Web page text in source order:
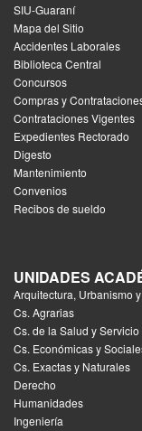
SIU-Guaraní
Mapa del Sitio
Accidentes Laborales
Biblioteca Central
Concursos
Compras y
Contrataciones Vigentes
Expedientes Rectorado
Digesto
Mantenimiento
Convenios
Recibos de sueldo
UNIDADES
Arquitectura, Urbanismo
Cs. Agrarias
Cs. de la Salud y Servicio
Cs. Económicas y
Cs. Exactas y Naturales
Derecho
Humanidades
Ingeniería